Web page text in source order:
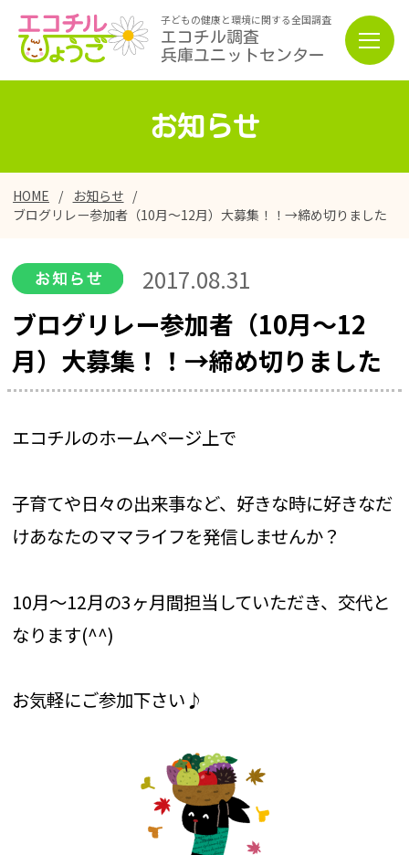
子どもの健康と環境に関する全国調査
エコチル調査
兵庫ユニットセンター
お知らせ
HOME
お知らせ
ブログリレー参加者（10月～12月）大募集！！→締め切りました
ブログリレー参加者（10月～12
月）大募集！！→締め切りました
2017.08.31
エコチルのホームページ上で
子育てや日々の出来事など、好きな時に好きなだ
けあなたのママライフを発信しませんか？
10月～12月の3ヶ月間担当していただき、交代と
なります(^^)
お気軽にご参加下さい♪